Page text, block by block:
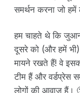
समर्थन करना जो
हम चाहते थे कि
दूसरे को (और हमें भी)
मायने रखते हैं! वे
टीम हैं और वर्डप्रेस
लोगों की आवाज हैं।